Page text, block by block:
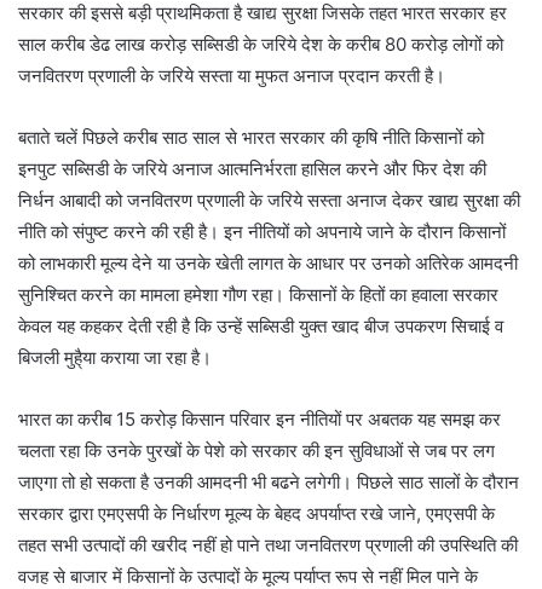
सरकार की इससे बड़ी प्राथमिकता है खाद्य सुरक्षा जिसके तहत भारत सरकार हर
साल करीब डेढ लाख करोड़ सब्सिडी के जरिये देश के करीब 80 करोड़ लोगों को
जनवितरण प्रणाली के जरिये सस्ता या मुफत अनाज प्रदान करती है।
बताते चलें पिछले करीब साठ साल से भारत सरकार की कृषि नीति किसानों को
इनपुट सब्सिडी के जरिये अनाज आत्मनिर्भरता हासिल करने और फिर देश की
निर्धन आबादी को जनवितरण प्रणाली के जरिये सस्ता अनाज देकर खाद्य सुरक्षा की
नीति को संपुष्ट करने की रही है। इन नीतियों को अपनाये जाने के दौरान किसानों
को लाभकारी मूल्य देने या उनके खेती लागत के आधार पर उनको अतिरेक आमदनी
सुनिश्चित करने का मामला हमेशा गौण रहा। किसानों के हितों का हवाला सरकार
केवल यह कहकर देती रही है कि उन्हें सब्सिडी युक्त खाद बीज उपकरण सिचाई व
बिजली मुहै्या कराया जा रहा है।
भारत का करीब 15 करोड़ किसान परिवार इन नीतियों पर अबतक यह समझ कर
चलता रहा कि उनके पुरखों के पेशे को सरकार की इन सुविधाओं से जब पर लग
जाएगा तो हो सकता है उनकी आमदनी भी बढने लगेगी। पिछले साठ सालों के दौरान
सरकार द्वारा एमएसपी के निर्धारण मूल्य के बेहद अपर्याप्त रखे जाने, एमएसपी के
तहत सभी उत्पादों की खरीद नहीं हो पाने तथा जनवितरण प्रणाली की उपस्थिति की
वजह से बाजार में किसानों के उत्पादों के मूल्य पर्याप्त रूप से नहीं मिल पाने के